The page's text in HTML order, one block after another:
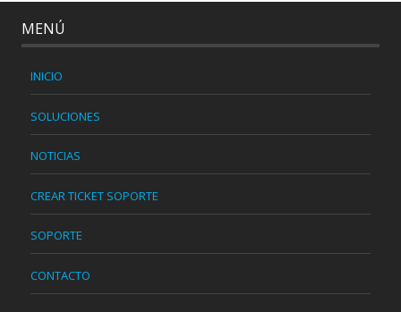
MENÚ
INICIO
SOLUCIONES
NOTICIAS
CREAR TICKET SOPORTE
SOPORTE
CONTACTO